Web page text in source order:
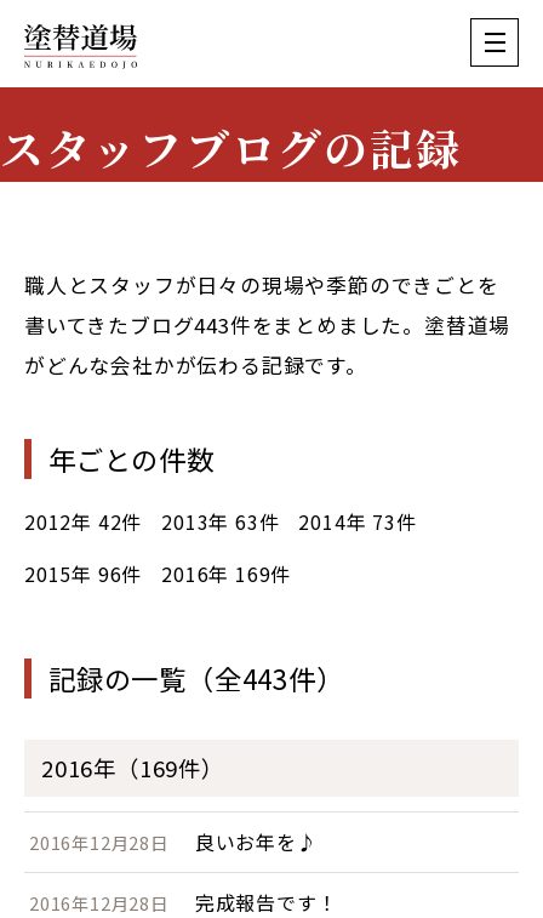
スタッフブログの記録
職人とスタッフが日々の現場や季節のできごとを
書いてきたブログ443件をまとめました。塗替道場
がどんな会社かが伝わる記録です。
年ごとの件数
2012年 42件 2013年63件 2014年 73件
2015年 96件 2016年 169件
記録の一覧（全443件）
2016年（169件）
2016年12月28日 良いお年を♪
2016年12月28日 完成報告です！